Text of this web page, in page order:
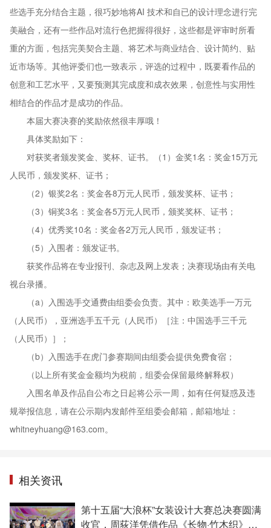
些选手充分结合主题，很巧妙地将AI 技术和自已的设计理念进行完
美融合，还有一些作品对流行色把握得很好，这些都是评审时所看
重的方面，包括完美契合主题、将艺术与商业结合、设计简约、贴
近市场等。其他评委们也一致表示，评选的过程中，既要看作品的
创意和工艺水平，又要预测其完成度和成衣效果，创意性与实用性
相结合的作品才是成功的作品。
本届大赛决赛的奖励依然很丰厚哦！
具体奖励如下：
对获奖者颁发奖金、奖杯、证书。（1）金奖1名：奖金15万元
人民币，颁发奖杯、证书；
（2）银奖2名：奖金各8万元人民币，颁发奖杯、证书；
（3）铜奖3名：奖金各5万元人民币，颁奖奖杯、证书；
（4）优秀奖10名：奖金各2万元人民币，颁发证书；
（5）入围者：颁发证书。
获奖作品将在专业报刊、杂志及网上发表；决赛现场由有关电
视台录播。
（a）入围选手交通费由组委会负责。其中：欧美选手一万元
（人民币），亚洲选手五千元（人民币）［注：中国选手三千元
（人民币）］；
（b）入围选手在虎门参赛期间由组委会提供免费食宿；
（以上所有奖金金额均为税前，组委会保留最终解释权）
入围名单及作品自公布之日起将公示一周，如有任何疑惑及违
规举报信息，请在公示期内发邮件至组委会邮箱，邮箱地址：
whitneyhuang@163.com。
相关资讯
第十五届“大浪杯”女装设计大赛总决赛圆满
收官，周荻洋凭借作品《长物·竹木织》拔